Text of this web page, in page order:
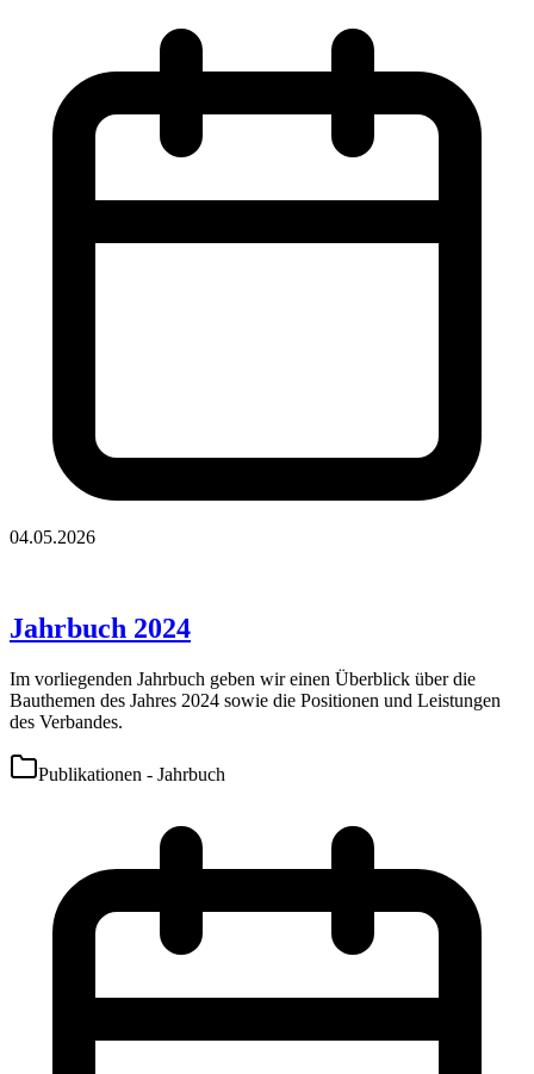
04.05.2026
Jahrbuch 2024
Im vorliegenden Jahrbuch geben wir einen Überblick über die
Bauthemen des Jahres 2024 sowie die Positionen und Leistungen
des Verbandes.
Publikationen - Jahrbuch